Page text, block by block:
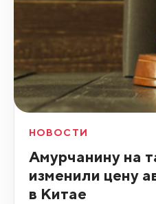
НОВОСТИ
Амурчанину на
изменили цену
в Китае